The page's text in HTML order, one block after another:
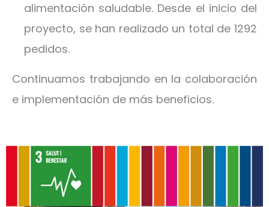
alimentación saludable. Desde el inicio del
proyecto, se han realizado un total de 1292
pedidos.
Continuamos trabajando en la colaboración
e implementación de más beneficios.